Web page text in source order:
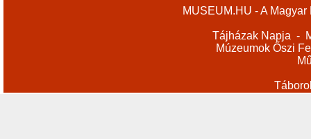
MUSEUM.HU - A
Tájházak Napja -
Múzeumok Őszi